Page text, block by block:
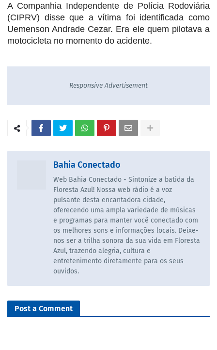
A Companhia Independente de Polícia Rodoviária
(CIPRV) disse que a vítima foi identificada como
Uemenson Andrade Cezar. Era ele quem pilotava a
motocicleta no momento do acidente.
Responsive Advertisement
Bahia Conectado
Web Bahia Conectado - Sintonize a batida da
Floresta Azul! Nossa web rádio é a voz
pulsante desta encantadora cidade,
oferecendo uma ampla variedade de músicas
e programas para manter você conectado com
os melhores sons e informações locais. Deixe-
nos ser a trilha sonora da sua vida em Floresta
Azul, trazendo alegria, cultura e
entretenimento diretamente para os seus
ouvidos.
Post a Comment